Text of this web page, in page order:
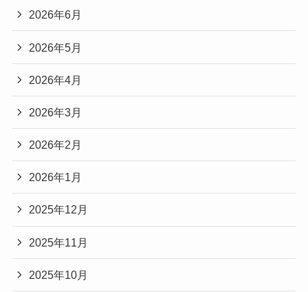
2026年6月
2026年5月
2026年4月
2026年3月
2026年2月
2026年1月
2025年12月
2025年11月
2025年10月